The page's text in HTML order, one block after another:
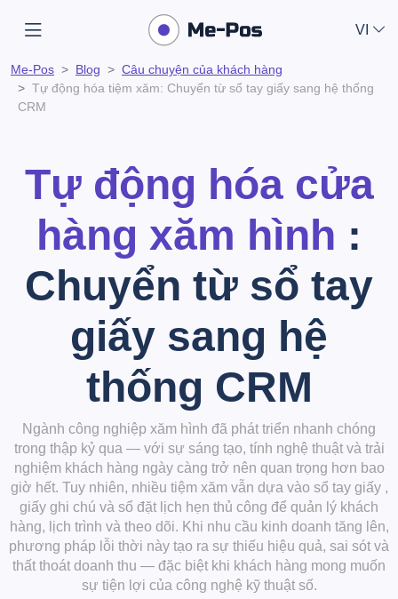
VI
Me-Pos Blog
Câu chuyện của khách hàng
Tự động hóa tiệm xăm: Chuyển từ sổ tay giấy sang hệ thống
CRM
Tự động hóa cửa
hàng xăm hình :
Chuyển từ sổ tay
giấy sang hệ
thống CRM
Ngành công nghiệp xăm hình đã phát triển nhanh chóng
trong thập kỷ qua — với sự sáng tạo, tính nghệ thuật và trải
nghiệm khách hàng ngày càng trở nên quan trọng hơn bao
giờ hết. Tuy nhiên, nhiều tiệm xăm vẫn dựa vào sổ tay giấy ,
giấy ghi chú và sổ đặt lịch hẹn thủ công để quản lý khách
hàng, lịch trình và theo dõi. Khi nhu cầu kinh doanh tăng lên,
phương pháp lỗi thời này tạo ra sự thiếu hiệu quả, sai sót và
thất thoát doanh thu — đặc biệt khi khách hàng mong muốn
sự tiện lợi của công nghệ kỹ thuật số.